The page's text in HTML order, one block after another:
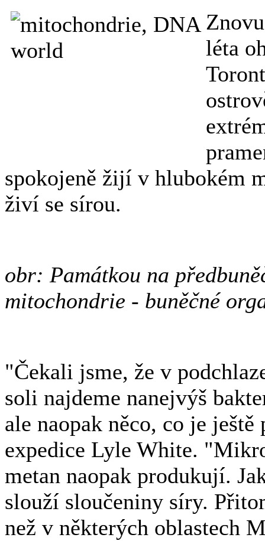
léta
spokojeně žijí v hlubokém
živí se sírou.
obr: Památkou na
mitochondrie - buněčné
"Čekali jsme, že v
soli najdeme nanejvýš
ale naopak něco, co je
expedice Lyle White.
metan naopak produkují.
slouží sloučeniny síry.
než v některých oblastech